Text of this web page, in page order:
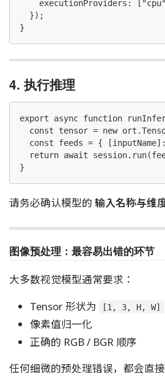
executionProviders:
  });
}
4. 执行推理
export async function
const tensor = new
const feeds = {
return await
}
请务必确认模型的 输入名称与维
图像预处理：最容易出错的环节
大多数视觉模型通常要求：
Tensor 形状为
[1, 3, H, W]
像素值归一化
正确的 RGB / BGR 顺序
任何细微的预处理错误，都会直接